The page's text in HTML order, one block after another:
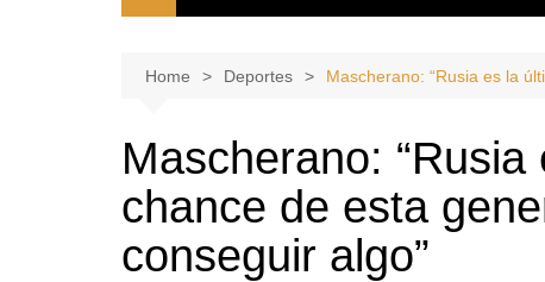
Home Deportes Mascherano: “Rusia es la
Mascherano:
chance de esta
conseguir algo”